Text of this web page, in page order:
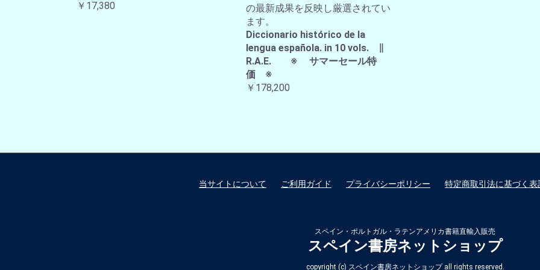
￥17,380
の最新成果を反映し厳選されてい
ます。
Diccionario histórico de la
lengua española. in 10 vols. ∥
R.A.E. ※ サマーセール特
価 ※
￥178,200
当サイトについて ご利用ガイド プライバシーポリシー 特定商取引法に基づく表
スペイン・ポルトガル・ラテンアメリカ書籍直輸入販売
スペイン書房ネットショップ
copyright (c) スペイン書房ネットショップ all rights reserved.